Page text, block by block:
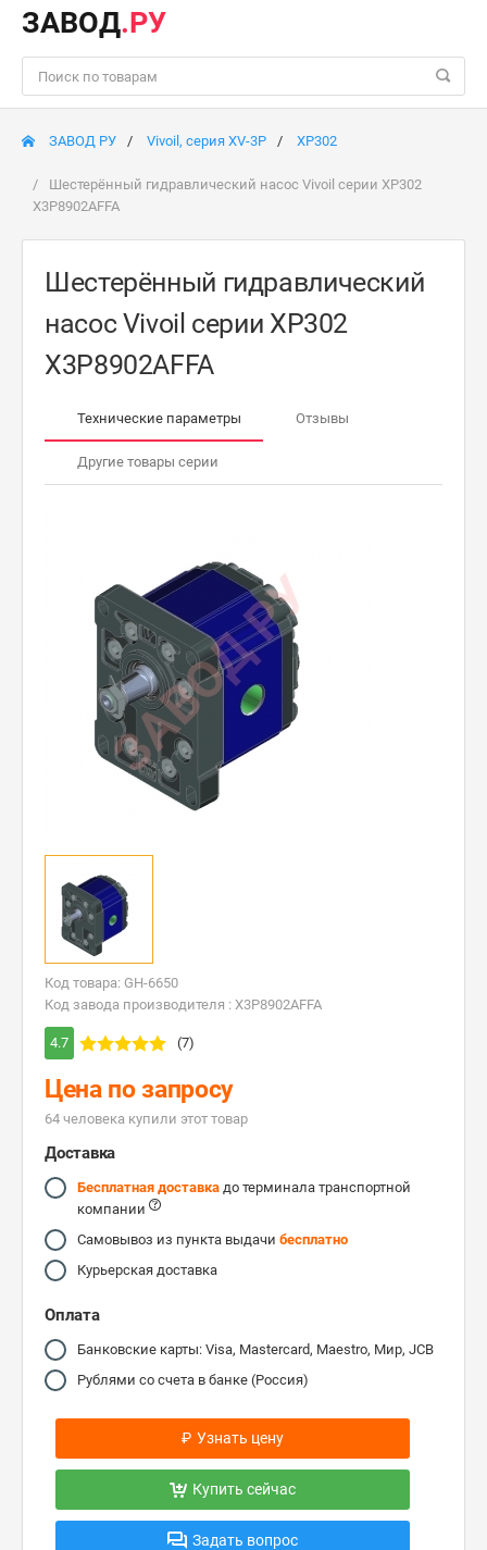
ЗАВОД.РУ
ЗАВОД РУ Vivoil, серия XV-3P XP302
Шестерённый гидравлический насос Vivoil серии XP302
X3P8902AFFA
Шестерённый гидравлический
насос Vivoil серии XP302
X3P8902AFFA
Технические параметры Отзывы
Другие товары серии
Код товара: GH-6650
Код завода производителя : X3P8902AFFA
4.7 (7)
Цена по запросу
64 человекa купили этот товар
Доставка
Бесплатная доставка до терминала транспортной
компании
Самовывоз из пункта выдачи бесплатно
Курьерская доставка
Оплата
Банковские карты: Visa, Mastercard, Maestro, Мир, JCB
Рублями со счета в банке (Россия)
₽ Узнать цену
Купить сейчас
Задать вопрос